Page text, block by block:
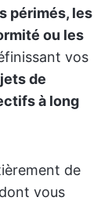
périmés, les
ou les
vos
de
à long
de
vous